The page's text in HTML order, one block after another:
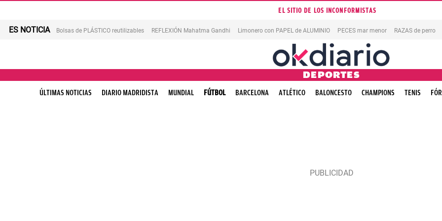
EL SITIO DE LOS INCONFORMISTAS
ES NOTICIA Bolsas de PLÁSTICO reutilizables REFLEXIÓN Mahatma Gandhi Limonero con PAPEL de ALUMINIO PECES mar menor RAZAS de perro
DEPORTES
ÚLTIMAS NOTICIAS DIARIO MADRIDISTA MUNDIAL FÚTBOL BARCELONA ATLÉTICO BALONCESTO CHAMPIONS TENIS